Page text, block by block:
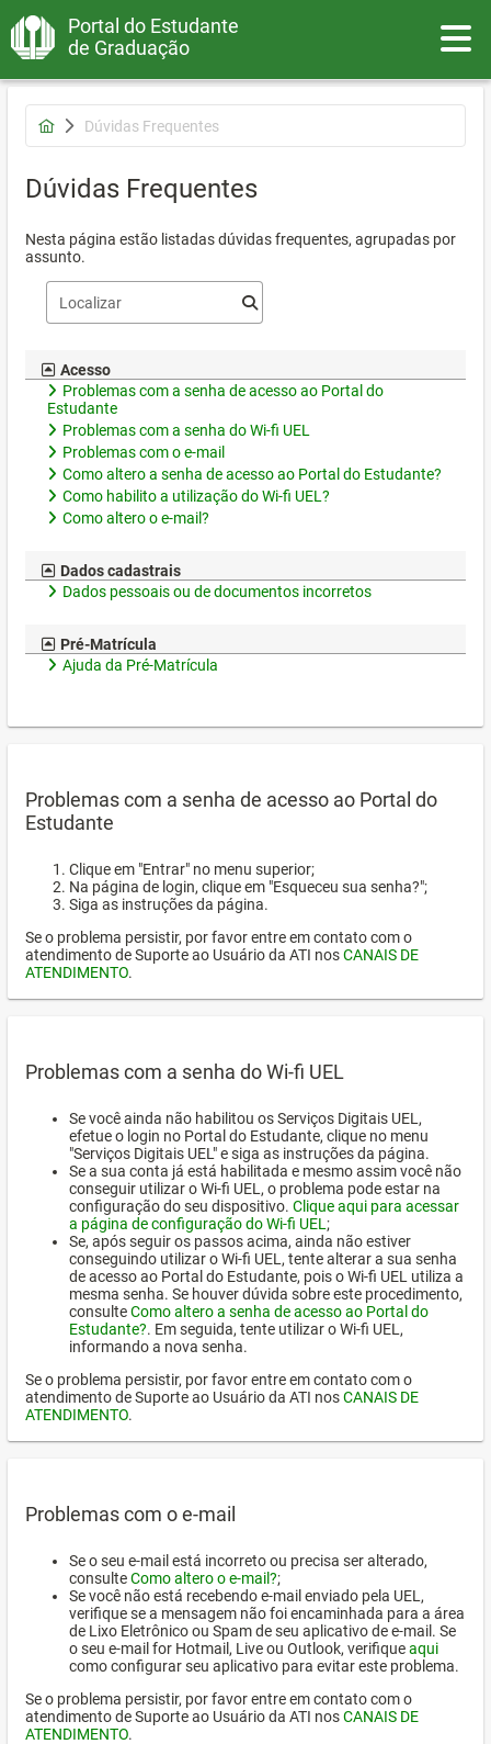
Portal do Estudante
de Graduação
Dúvidas Frequentes
Dúvidas Frequentes
Nesta página estão listadas dúvidas frequentes, agrupadas por
assunto.
Acesso
Problemas com a senha de acesso ao Portal do
Estudante
Problemas com a senha do Wi-fi UEL
Problemas com o e-mail
Como altero a senha de acesso ao Portal do Estudante?
Como habilito a utilização do Wi-fi UEL?
Como altero o e-mail?
Dados cadastrais
Dados pessoais ou de documentos incorretos
Pré-Matrícula
Ajuda da Pré-Matrícula
Problemas com a senha de acesso ao Portal do
Estudante
Clique em "Entrar" no menu superior;
Na página de login, clique em "Esqueceu sua senha?";
Siga as instruções da página.
Se o problema persistir, por favor entre em contato com o
atendimento de Suporte ao Usuário da ATI nosCANAIS DE
ATENDIMENTO.
Problemas com a senha do Wi-fi UEL
Se você ainda não habilitou os Serviços Digitais UEL,
efetue o login no Portal do Estudante, clique no menu
"Serviços Digitais UEL" e siga as instruções da página.
Se a sua conta já está habilitada e mesmo assim você não
conseguir utilizar o Wi-fi UEL, o problema pode estar na
configuração do seu dispositivo. Clique aqui para acessar
a página de configuração do Wi-fi UEL ;
Se, após seguir os passos acima, ainda não estiver
conseguindo utilizar o Wi-fi UEL, tente alterar a sua senha
de acesso ao Portal do Estudante, pois o Wi-fi UEL utiliza a
mesma senha. Se houver dúvida sobre este procedimento,
consulteComo altero a senha de acesso ao Portal do
Estudante?. Em seguida, tente utilizar o Wi-fi UEL,
informando a nova senha.
Se o problema persistir, por favor entre em contato com o
atendimento de Suporte ao Usuário da ATI nosCANAIS DE
ATENDIMENTO.
Problemas com o e-mail
Se o seu e-mail está incorreto ou precisa ser alterado,
consulteComo altero o e-mail?;
Se você não está recebendo e-mail enviado pela UEL,
verifique se a mensagem não foi encaminhada para a área
de Lixo Eletrônico ou Spam de seu aplicativo de e-mail. Se
o seu e-mail for Hotmail, Live ou Outlook, verifiqueaqui
como configurar seu aplicativo para evitar este problema.
Se o problema persistir, por favor entre em contato com o
atendimento de Suporte ao Usuário da ATI nosCANAIS DE
ATENDIMENTO.